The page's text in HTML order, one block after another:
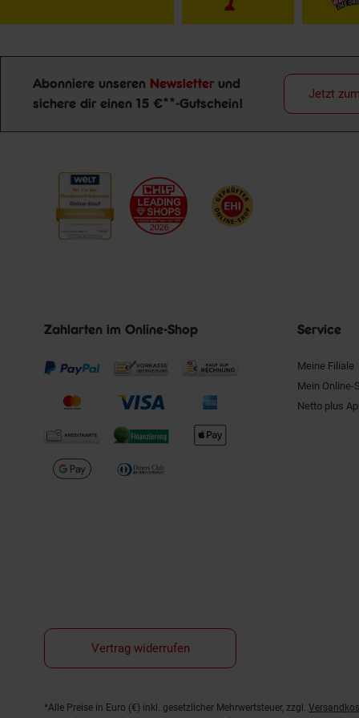
Newsletter Anmeldung
Abonniere unseren Newsletter und
sichere dir einen 15 €**-Gutschein!
Jetzt
Zahlarten im Online-Shop Service
Meine Filiale
Mein Online-
Netto plus
Vertrag widerrufen
Fußnoten
*Alle Preise in Euro (€) inkl. gesetzlicher Mehrwertsteuer, zzgl.